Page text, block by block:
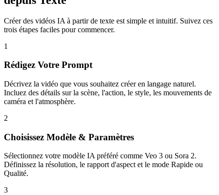
Créer des vidéos IA à partir de texte est simple et intuitif. Suivez ces
trois étapes faciles pour commencer.
1
Rédigez Votre Prompt
Décrivez la vidéo que vous souhaitez créer en langage naturel.
Incluez des détails sur la scène, l'action, le style, les mouvements de
caméra et l'atmosphère.
2
Choisissez Modèle & Paramètres
Sélectionnez votre modèle IA préféré comme Veo 3 ou Sora 2.
Définissez la résolution, le rapport d'aspect et le mode Rapide ou
Qualité.
3